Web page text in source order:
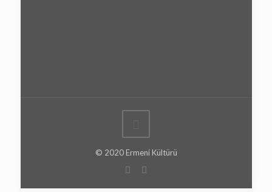
© 2020 Ermeni Kültürü